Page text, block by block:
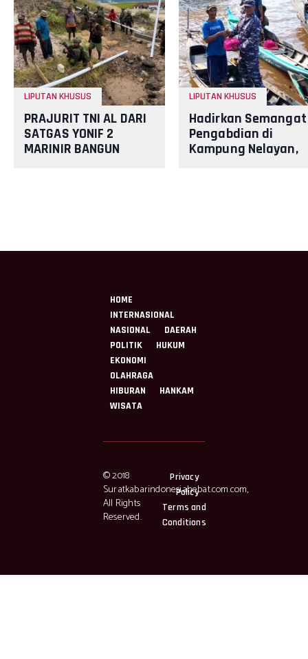
LIPUTAN KHUSUS
PRAJURIT TNI AL DARI
SATGAS YONIF 2
MARINIR BANGUN
LIPUTAN KHUSUS
Hadirkan Semangat
Pengabdian di
Kampung Nelayan,
HOME
INTERNASIONAL
NASIONAL
DAERAH
POLITIK
HUKUM
EKONOMI
OLAHRAGA
HIBURAN
HANKAM
WISATA
© 2018
Suratkabarindonesiahebat.com.com,
All Rights
Reserved.
Privacy
Policy
Terms and
Conditions